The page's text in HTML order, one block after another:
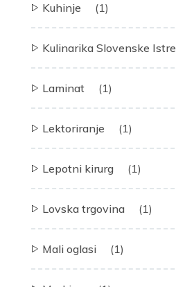
Kuhinje (1)
Kulinarika Slovenske Istre
Laminat (1)
Lektoriranje (1)
Lepotni kirurg (1)
Lovska trgovina (1)
Mali oglasi (1)